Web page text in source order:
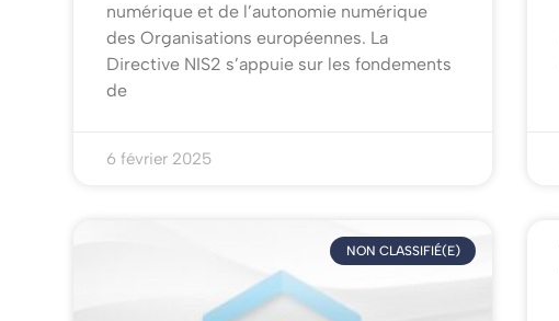
numérique et de l’autonomie numérique
des Organisations européennes. La
Directive NIS2 s’appuie sur les fondements
de
6 février 2025
NON CLASSIFIÉ(E)